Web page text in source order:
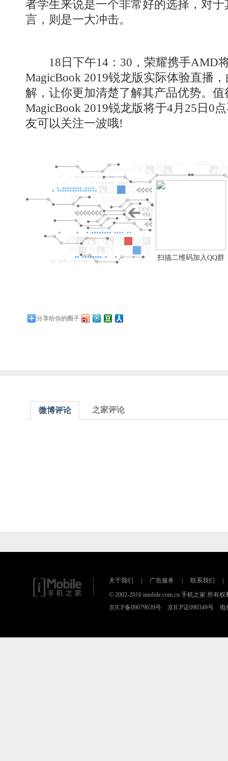
者学生来说是一个非常好的选择，对
言，则是一大冲击。
18日下午14：30，荣耀携手AMD
MagicBook 2019锐龙版实际体验直播
解，让你更加清楚了解其产品优势。
MagicBook 2019锐龙版将于4月25日0
友可以关注一波哦!
扫描二维码加入QQ群
分享给你的圈子
微博评论 之家评论
关于我们 广告服务 联系我们
© 2002-2016 imobile.com.cn 手机之家 所有
京ICP备09079639号 京ICP证090349号 电